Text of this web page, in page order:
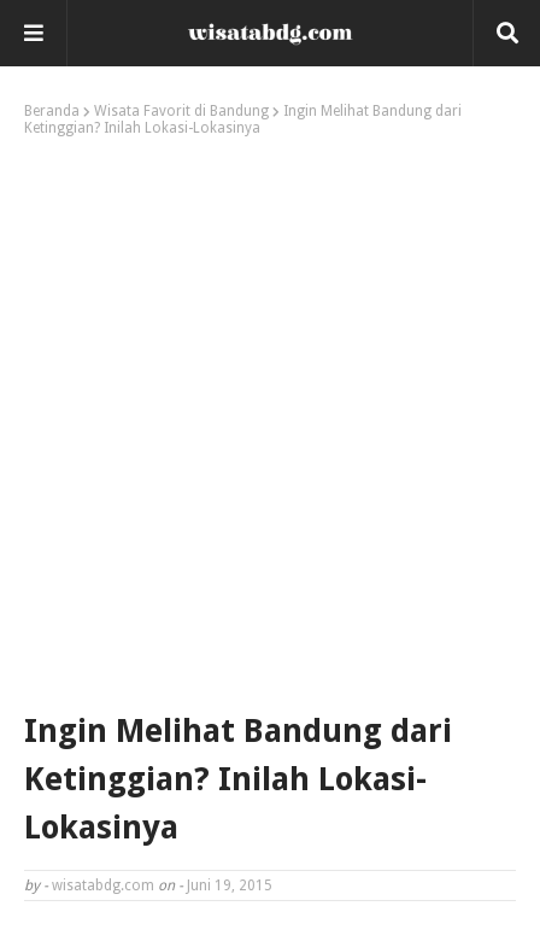
Beranda Wisata Favorit di Bandung
Ingin Melihat Bandung dari
Ketinggian? Inilah Lokasi-Lokasinya
Ingin Melihat Bandung dari
Ketinggian? Inilah Lokasi-
Lokasinya
by - wisatabdg.com on - Juni 19, 2015